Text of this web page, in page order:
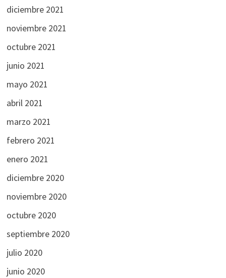
diciembre 2021
noviembre 2021
octubre 2021
junio 2021
mayo 2021
abril 2021
marzo 2021
febrero 2021
enero 2021
diciembre 2020
noviembre 2020
octubre 2020
septiembre 2020
julio 2020
junio 2020